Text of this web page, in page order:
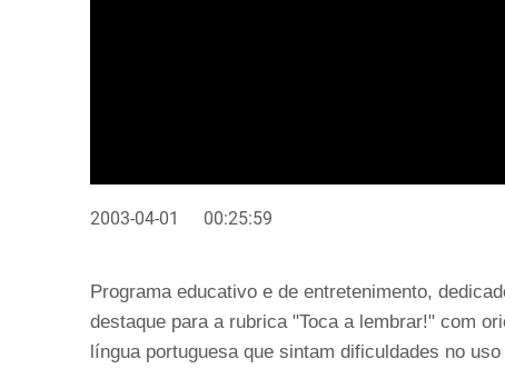
2003-04-01 00:25:59
Programa educativo e de entretenimento,
destaque para a rubrica "Toca a lembrar!" com
língua portuguesa que sintam dificuldades no